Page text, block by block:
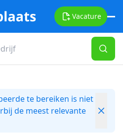
Vacature
te bereiken is niet
de meest relevante